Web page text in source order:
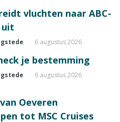
vluchten naar ABC-
uit
6 augustus 2026
je bestemming
6 augustus 2026
Oeveren
tot MSC Cruises